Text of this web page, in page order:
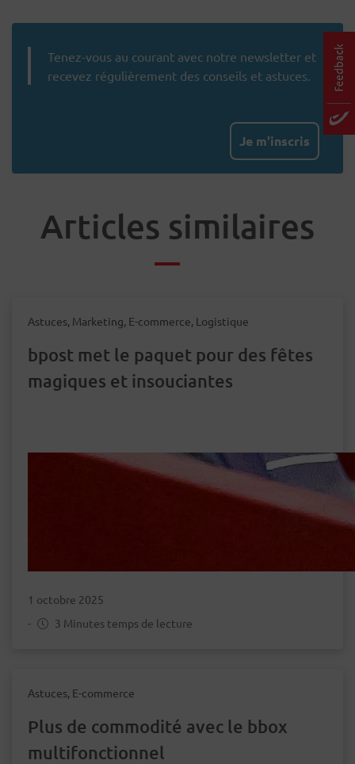
Tenez-vous au courant avec notre newsletter et
recevez régulièrement des conseils et astuces.
Je m'inscris
Articles similaires
Astuces, Marketing, E-commerce, Logistique
bpost met le paquet pour des fêtes
magiques et insouciantes
1 octobre 2025
-
3 Minutes temps de lecture
Astuces, E-commerce
Plus de commodité avec le bbox
multifonctionnel